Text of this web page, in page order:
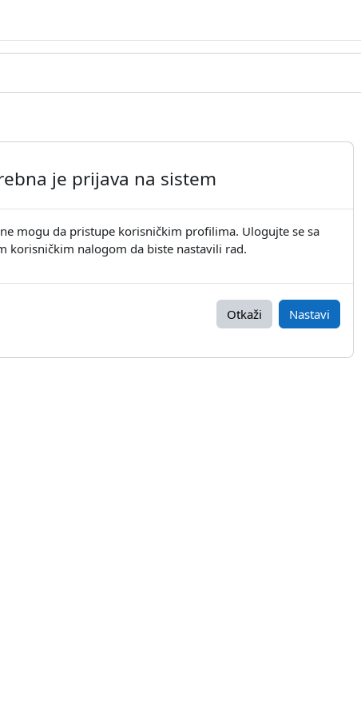
je prijava na sistem
mogu da pristupe korisničkim profilima. Ulogujte se sa
korisničkim nalogom da biste nastavili rad.
Otkaži Nastavi